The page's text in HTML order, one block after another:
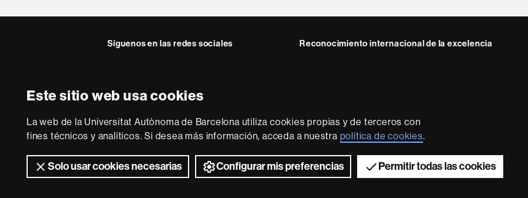
Este sitio web usa cookies
La web de la Universitat Autònoma de Barcelona utiliza cookies propias y de terceros con
fines técnicos y analíticos. Si desea más información, acceda a nuestra política de cookies.
Solo usar cookies necesarias Configurar mis preferencias Permitir todas las cookies
Síguenos en las redes sociales Reconocimiento internacional de la excelencia
Euraxess
Sobre
esta
web
Aviso legal Protección de datos Sobre el web Accesibilidad web
2026 Universitat Autònoma de Barcelona